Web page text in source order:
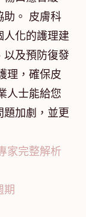
助。 皮膚科
人化的護理建
以及預防復發
理，確保皮
人士能給您
題加劇，並更
家完整解析
期